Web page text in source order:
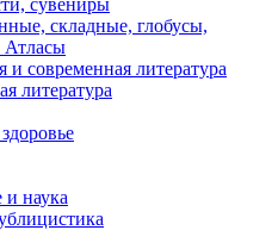
сувениры
складные, глобусы,
Атласы
и современная литература
литература
и наука